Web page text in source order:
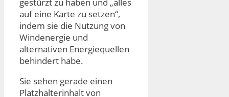
gestürzt zu haben und „alles
auf eine Karte zu setzen“,
indem sie die Nutzung von
Windenergie und
alternativen Energiequellen
behindert habe.
Sie sehen gerade einen
Platzhalterinhalt von